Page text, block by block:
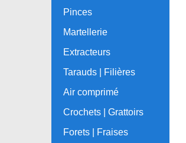
Pinces
Martellerie
Extracteurs
Tarauds | Filières
Air comprimé
Crochets | Grattoirs
Forets | Fraises